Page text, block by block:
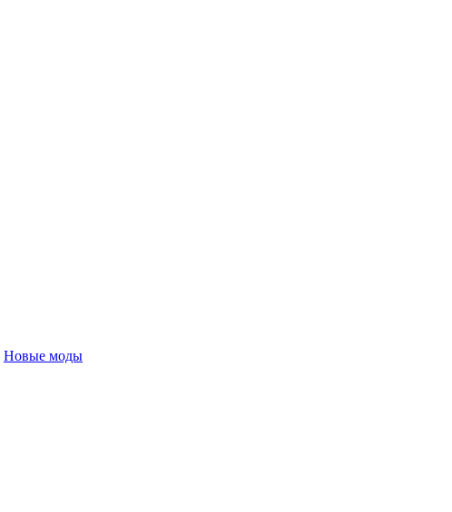
Новые моды